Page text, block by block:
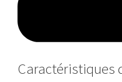
Caractéristiques